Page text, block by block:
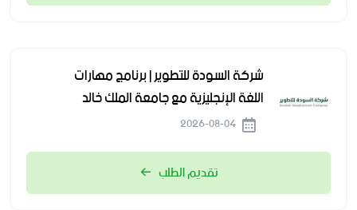
شركة السودة للتطوير | برنامج مهارات
اللغة الإنجليزية مع جامعة الملك خالد
تقديم الطلب